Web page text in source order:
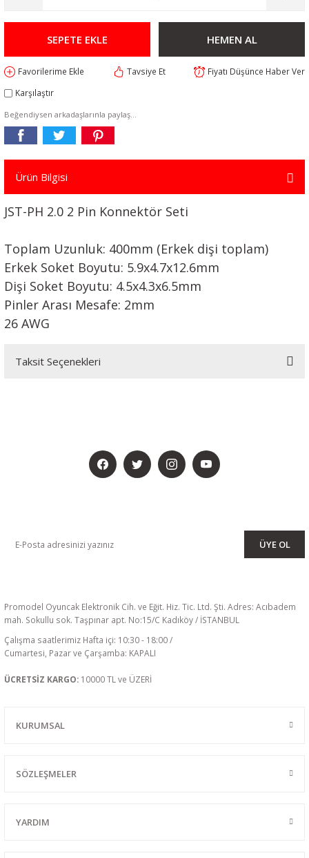
SEPETE EKLE HEMEN AL
Tavsiye Et
Fiyatı Düşünce Haber Ver
Karşılaştır
Beğendiysen arkadaşlarınla paylaş...
Ürün Bilgisi
JST-PH 2.0 2 Pin Konnektör Seti
Toplam Uzunluk: 400mm (Erkek dişi toplam)
Erkek Soket Boyutu: 5.9x4.7x12.6mm
Dişi Soket Boyutu: 4.5x4.3x6.5mm
Pinler Arası Mesafe: 2mm
26 AWG
Taksit Seçenekleri
ÜYE OL
Promodel Oyuncak Elektronik Cih. ve Eğit. Hiz. Tic. Ltd. Şti. Adres: Acıbadem
mah. Sokullu sok. Taşpınar apt. No:15/C Kadıköy / İSTANBUL
Çalışma saatlerimiz Hafta içi: 10:30 - 18:00 /
Cumartesi, Pazar ve Çarşamba: KAPALI
ÜCRETSİZ KARGO: 10000 TL ve ÜZERİ
KURUMSAL
SÖZLEŞMELER
YARDIM